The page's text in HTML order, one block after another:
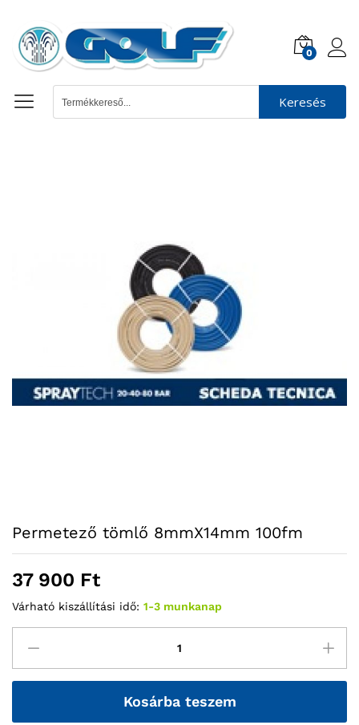
0
Keresés
Permetező tömlő 8mmX14mm 100fm
37 900 Ft
Várható kiszállítási idő: 1-3 munkanap
Kosárba teszem